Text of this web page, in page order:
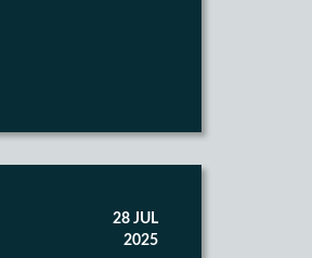
28 JUL
2025